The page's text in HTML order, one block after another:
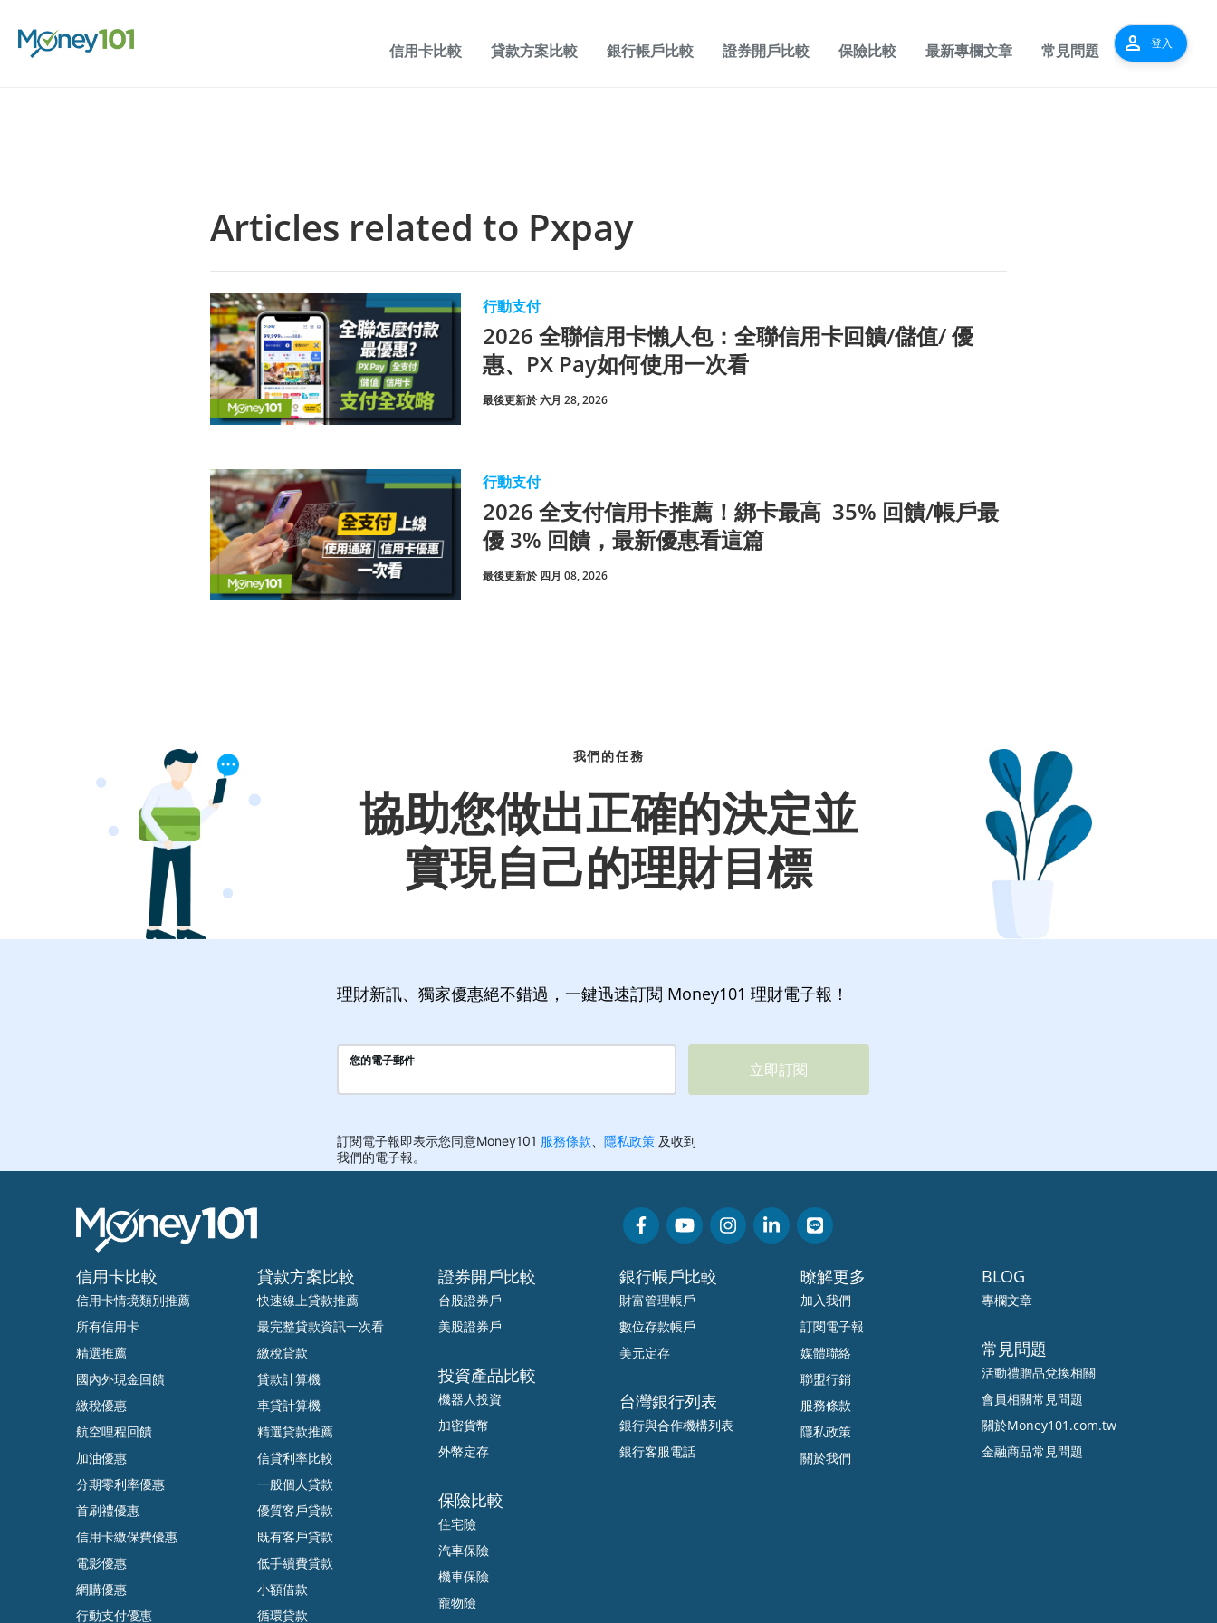
信用卡比較 貸款方案比較 銀行帳戶比較 證券開戶比較 保險比較 最新專欄文章 常見問題 person 登入
Articles related to Pxpay
行動支付
2026 全聯信用卡懶人包：全聯信用卡回饋/儲值/ 優
惠、PX Pay如何使用一次看
最後更新於 六月 28, 2026
行動支付
2026 全支付信用卡推薦！綁卡最高 35% 回饋/帳戶最
優 3% 回饋，最新優惠看這篇
最後更新於 四月 08, 2026
我們的任務
協助您做出正確的決定並
實現自己的理財目標
理財新訊、獨家優惠絕不錯過，一鍵迅速訂閱 Money101 理財電子報！
信用卡比較
信用卡情境類別推薦
所有信用卡
精選推薦
國內外現金回饋
繳稅優惠
航空哩程回饋
加油優惠
分期零利率優惠
首刷禮優惠
信用卡繳保費優惠
電影優惠
網購優惠
行動支付優惠
貸款方案比較
快速線上貸款推薦
最完整貸款資訊一次看
繳稅貸款
貸款計算機
車貸計算機
精選貸款推薦
信貸利率比較
一般個人貸款
優質客戶貸款
既有客戶貸款
低手續費貸款
小額借款
循環貸款
證券開戶比較
台股證券戶
美股證券戶
投資產品比較
機器人投資
加密貨幣
外幣定存
保險比較
住宅險
汽車保險
機車保險
寵物險
銀行帳戶比較
財富管理帳戶
數位存款帳戶
美元定存
台灣銀行列表
銀行與合作機構列表
銀行客服電話
暸解更多
加入我們
訂閱電子報
媒體聯絡
聯盟行銷
服務條款
隱私政策
關於我們
BLOG
專欄文章
常見問題
活動禮贈品兌換相關
會員相關常見問題
關於Money101.com.tw
金融商品常見問題